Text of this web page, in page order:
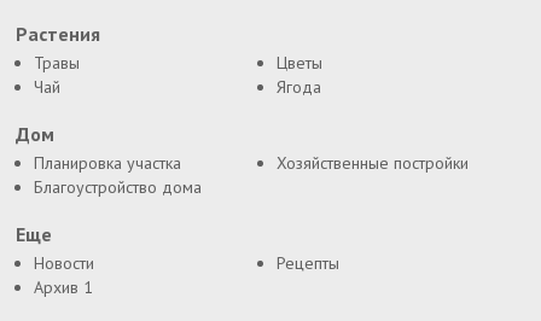
Растения
Травы
Цветы
Чай
Ягода
Дом
Планировка участка
Хозяйственные постройки
Благоустройство дома
Еще
Новости
Рецепты
Архив 1